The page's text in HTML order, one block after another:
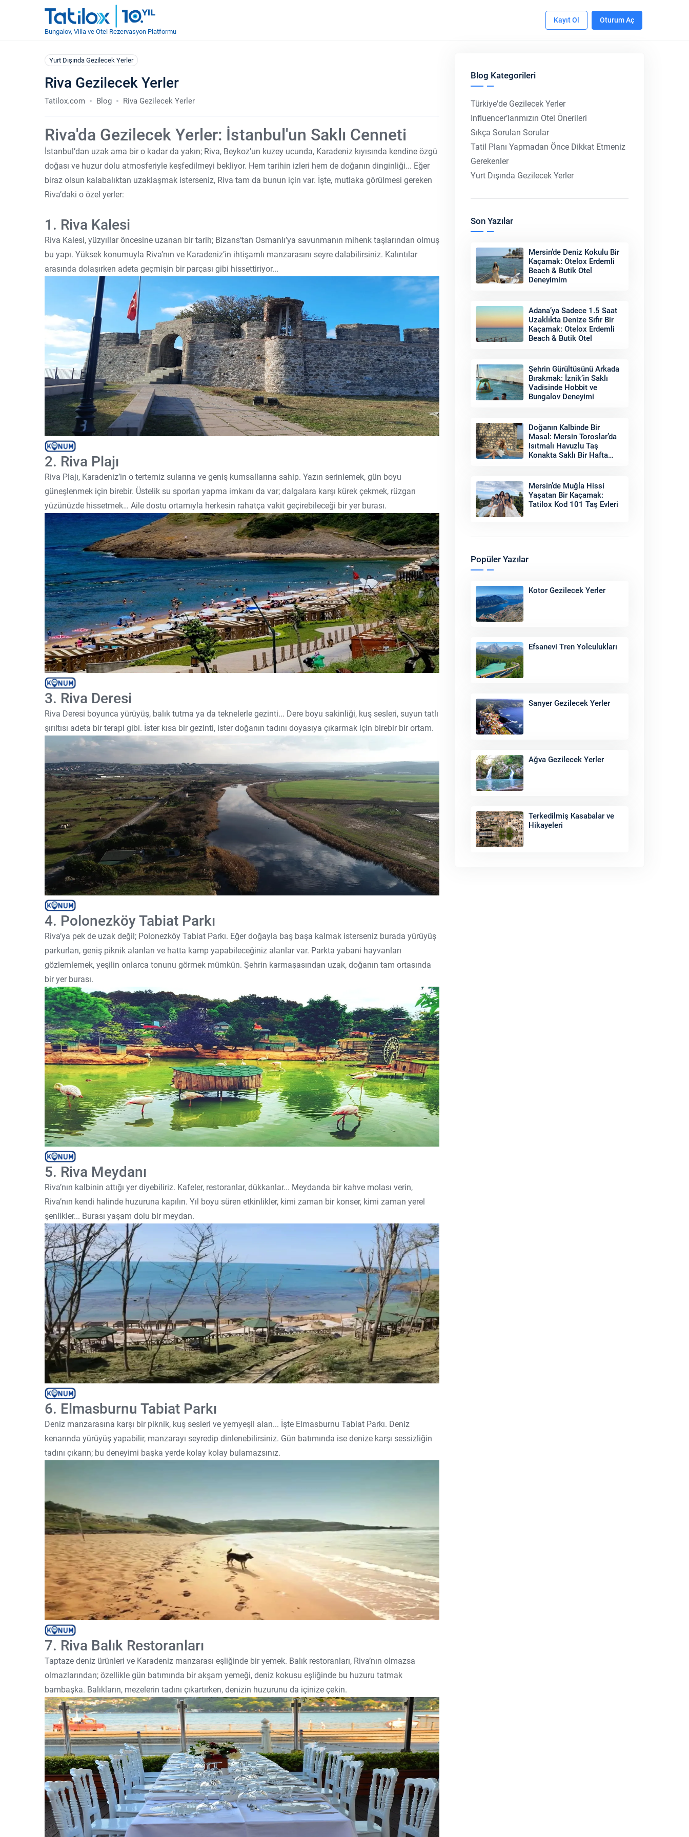
Bungalov, Villa ve Otel Rezervasyon Platformu
Kayıt Ol Oturum Aç
Yurt Dışında Gezilecek Yerler
Riva Gezilecek Yerler
Tatilox.com Blog Riva Gezilecek Yerler
Riva'da Gezilecek Yerler: İstanbul'un Saklı Cenneti
İstanbul’dan uzak ama bir o kadar da yakın; Riva, Beykoz’un kuzey ucunda, Karadeniz kıyısında kendine özgü
doğası ve huzur dolu atmosferiyle keşfedilmeyi bekliyor. Hem tarihin izleri hem de doğanın dinginliği... Eğer
biraz olsun kalabalıktan uzaklaşmak isterseniz, Riva tam da bunun için var. İşte, mutlaka görülmesi gereken
Riva’daki o özel yerler:
1. Riva Kalesi
Riva Kalesi, yüzyıllar öncesine uzanan bir tarih; Bizans’tan Osmanlı’ya savunmanın mihenk taşlarından olmuş
bu yapı. Yüksek konumuyla Riva’nın ve Karadeniz’in ihtişamlı manzarasını seyre dalabilirsiniz. Kalıntılar
arasında dolaşırken adeta geçmişin bir parçası gibi hissettiriyor...
2. Riva Plajı
Riva Plajı, Karadeniz’in o tertemiz sularına ve geniş kumsallarına sahip. Yazın serinlemek, gün boyu
güneşlenmek için birebir. Üstelik su sporları yapma imkanı da var; dalgalara karşı kürek çekmek, rüzgarı
yüzünüzde hissetmek… Aile dostu ortamıyla herkesin rahatça vakit geçirebileceği bir yer burası.
3. Riva Deresi
Riva Deresi boyunca yürüyüş, balık tutma ya da teknelerle gezinti... Dere boyu sakinliği, kuş sesleri, suyun tatlı
şırıltısı adeta bir terapi gibi. İster kısa bir gezinti, ister doğanın tadını doyasıya çıkarmak için birebir bir ortam.
4. Polonezköy Tabiat Parkı
Riva’ya pek de uzak değil; Polonezköy Tabiat Parkı. Eğer doğayla baş başa kalmak isterseniz burada yürüyüş
parkurları, geniş piknik alanları ve hatta kamp yapabileceğiniz alanlar var. Parkta yabani hayvanları
gözlemlemek, yeşilin onlarca tonunu görmek mümkün. Şehrin karmaşasından uzak, doğanın tam ortasında
bir yer burası.
5. Riva Meydanı
Riva’nın kalbinin attığı yer diyebiliriz. Kafeler, restoranlar, dükkanlar... Meydanda bir kahve molası verin,
Riva’nın kendi halinde huzuruna kapılın. Yıl boyu süren etkinlikler, kimi zaman bir konser, kimi zaman yerel
şenlikler... Burası yaşam dolu bir meydan.
6. Elmasburnu Tabiat Parkı
Deniz manzarasına karşı bir piknik, kuş sesleri ve yemyeşil alan... İşte Elmasburnu Tabiat Parkı. Deniz
kenarında yürüyüş yapabilir, manzarayı seyredip dinlenebilirsiniz. Gün batımında ise denize karşı sessizliğin
tadını çıkarın; bu deneyimi başka yerde kolay kolay bulamazsınız.
7. Riva Balık Restoranları
Taptaze deniz ürünleri ve Karadeniz manzarası eşliğinde bir yemek. Balık restoranları, Riva’nın olmazsa
olmazlarından; özellikle gün batımında bir akşam yemeği, deniz kokusu eşliğinde bu huzuru tatmak
bambaşka. Balıkların, mezelerin tadını çıkartırken, denizin huzurunu da içinize çekin.
Blog Kategorileri
Türkiye'de Gezilecek Yerler
Influencer’larımızın Otel Önerileri
Sıkça Sorulan Sorular
Tatil Planı Yapmadan Önce Dikkat Etmeniz
Gerekenler
Yurt Dışında Gezilecek Yerler
Son Yazılar
Mersin’de Deniz Kokulu Bir
Kaçamak: Otelox Erdemli
Beach & Butik Otel
Deneyimim
Adana’ya Sadece 1.5 Saat
Uzaklıkta Denize Sıfır Bir
Kaçamak: Otelox Erdemli
Beach & Butik Otel
Şehrin Gürültüsünü Arkada
Bırakmak: İznik’in Saklı
Vadisinde Hobbit ve
Bungalov Deneyimi
Doğanın Kalbinde Bir
Masal: Mersin Toroslar’da
Isıtmalı Havuzlu Taş
Konakta Saklı Bir Hafta
Mersin’de Muğla Hissi
Yaşatan Bir Kaçamak:
Tatilox Kod 101 Taş Evleri
Popüler Yazılar
Kotor Gezilecek Yerler
Efsanevi Tren Yolculukları
Sarıyer Gezilecek Yerler
Ağva Gezilecek Yerler
Terkedilmiş Kasabalar ve
Hikayeleri